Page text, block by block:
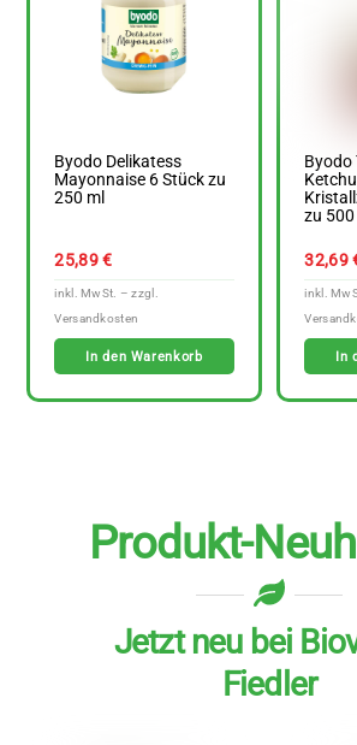
Byodo Delikatess
Mayonnaise 6 Stück zu
250 ml
25,89€
In den Warenkorb
Byodo
zu 500
32,69
In
Produkt-
Jetzt neu bei
Fiedler